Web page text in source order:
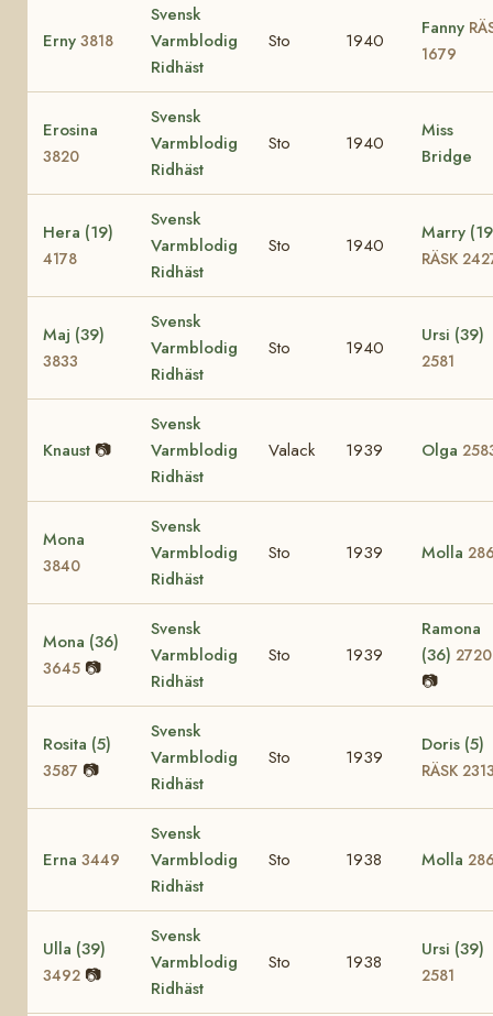
Erny 3818
Svensk
Varmblodig
Ridhäst
Sto 1940
Fanny
1679
Erosina
3820
Svensk
Varmblodig
Ridhäst
Sto 1940
Miss
Bridge
Hera (19)
4178
Svensk
Varmblodig
Ridhäst
Sto 1940
Marry
RÄSK
Maj (39)
3833
Svensk
Varmblodig
Ridhäst
Sto 1940
Ursi (39)
2581
Knaust 📷
Svensk
Varmblodig
Ridhäst
Valack 1939 Olga
Mona
3840
Svensk
Varmblodig
Ridhäst
Sto 1939 Molla
Mona (36)
3645 📷
Svensk
Varmblodig
Ridhäst
Sto 1939
Ramona
(36) 2720
📷
Rosita (5)
3587 📷
Svensk
Varmblodig
Ridhäst
Sto 1939
Doris (5)
RÄSK
Erna 3449
Svensk
Varmblodig
Ridhäst
Sto 1938 Molla
Ulla (39)
3492 📷
Svensk
Varmblodig
Ridhäst
Sto 1938
Ursi (39)
2581